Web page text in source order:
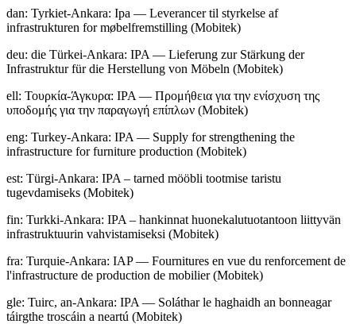
dan: Tyrkiet-Ankara: Ipa — Leverancer til styrkelse af
infrastrukturen for møbelfremstilling (Mobitek)
deu: die Türkei-Ankara: IPA — Lieferung zur Stärkung der
Infrastruktur für die Herstellung von Möbeln (Mobitek)
ell: Τουρκία-Άγκυρα: IPA — Προμήθεια για την ενίσχυση της
υποδομής για την παραγωγή επίπλων (Mobitek)
eng: Turkey-Ankara: IPA — Supply for strengthening the
infrastructure for furniture production (Mobitek)
est: Türgi-Ankara: IPA – tarned mööbli tootmise taristu
tugevdamiseks (Mobitek)
fin: Turkki-Ankara: IPA – hankinnat huonekalutuotantoon liittyvän
infrastruktuurin vahvistamiseksi (Mobitek)
fra: Turquie-Ankara: IAP — Fournitures en vue du renforcement de
l'infrastructure de production de mobilier (Mobitek)
gle: Tuirc, an-Ankara: IPA — Soláthar le haghaidh an bonneagar
táirgthe troscáin a neartú (Mobitek)